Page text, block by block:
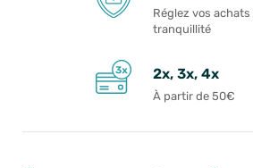
Réglez vos
tranquillité
2x, 3x, 4x
À partir de 50€